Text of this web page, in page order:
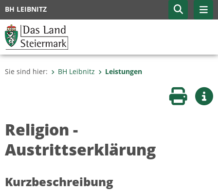
BH LEIBNITZ
Sie sind hier: BH Leibnitz Leistungen
Seite
Religion -
Austrittserklärung
Kurzbeschreibung